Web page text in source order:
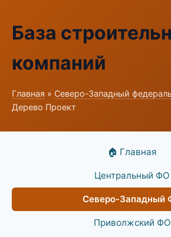
База
компаний
Главная » Северо-Западный
Дерево Проект
🏠 Главная
Центральный ФО
Северо-Западный
Приволжский ФО